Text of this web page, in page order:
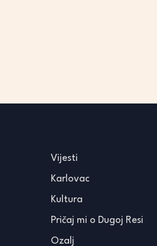
Vijesti
Karlovac
Kultura
Pričaj mi o Dugoj Resi
Ozalj